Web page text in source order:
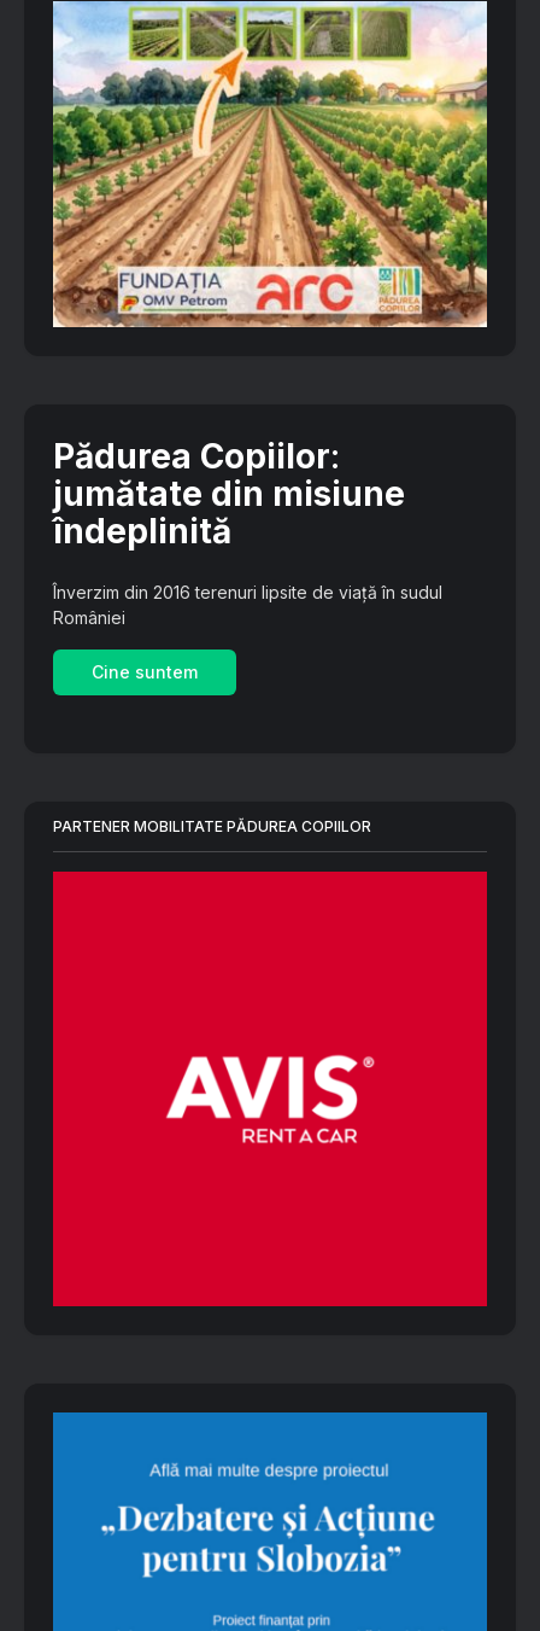
Pădurea Copiilor:
jumătate din misiune
îndeplinită
Înverzim din 2016 terenuri lipsite de viață în sudul
României
Cine suntem
PARTENER MOBILITATE PĂDUREA COPIILOR